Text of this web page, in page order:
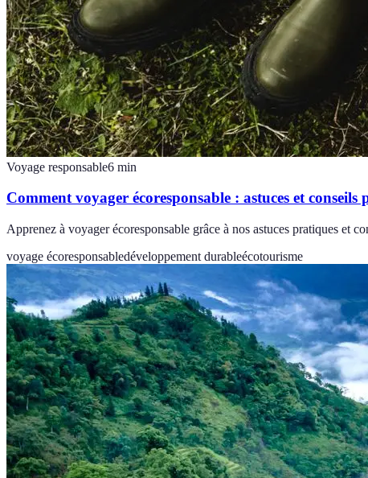
Voyage responsable6 min
Comment voyager écoresponsable : astuces et conseils
Apprenez à voyager écoresponsable grâce à nos astuces pratiques et
voyage écoresponsabledéveloppement durableécotourisme